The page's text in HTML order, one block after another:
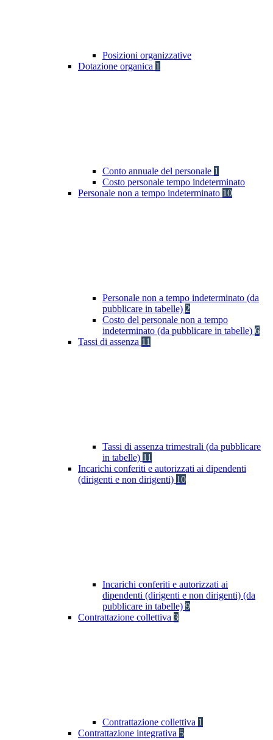
Posizioni organizzative
Dotazione organica 1
Conto annuale del personale 1
Costo personale tempo indeterminato
Personale non a tempo indeterminato 10
Personale non a tempo indeterminato (da
pubblicare in tabelle) 2
Costo del personale non a tempo
indeterminato (da pubblicare in tabelle) 6
Tassi di assenza 11
Tassi di assenza trimestrali (da pubblicare
in tabelle) 11
Incarichi conferiti e autorizzati ai dipendenti
(dirigenti e non dirigenti) 10
Incarichi conferiti e autorizzati ai
dipendenti (dirigenti e non dirigenti) (da
pubblicare in tabelle) 9
Contrattazione collettiva 3
Contrattazione collettiva 1
Contrattazione integrativa 5